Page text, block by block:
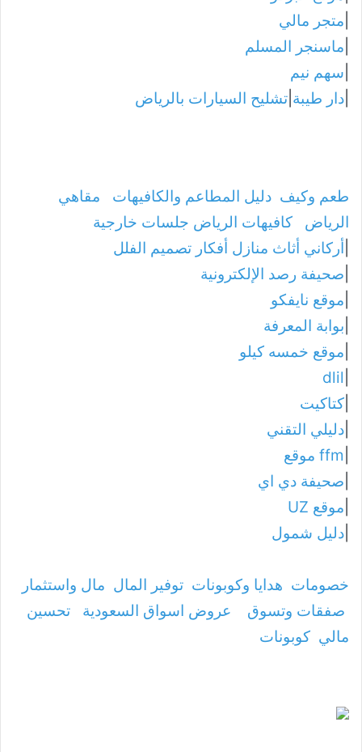
متجر مالي
ماسنجر المسلم
سهم نيم
دار طيبة تشليح السيارات بالرياض
طعم وكيف دليل المطاعم والكافيهات
مقاهي
الرياض
كافيهات الرياض جلسات خارجية
أركاني أثاث منازل أفكار تصميم الفلل
صحيفة رصد الإلكترونية
موقع نايفكو
بوابة المعرفة
موقع خمسه كيلو
dlil
كتاكيت
دليلي التقني
ffm موقع
صحيفة دي اي
موقع UZ
دليل شمول
خصومات هدايا وكوبونات توفير المال مال واستثمار
صفقات وتسوق
عروض اسواق السعودية
تحسين
مالي كوبونات